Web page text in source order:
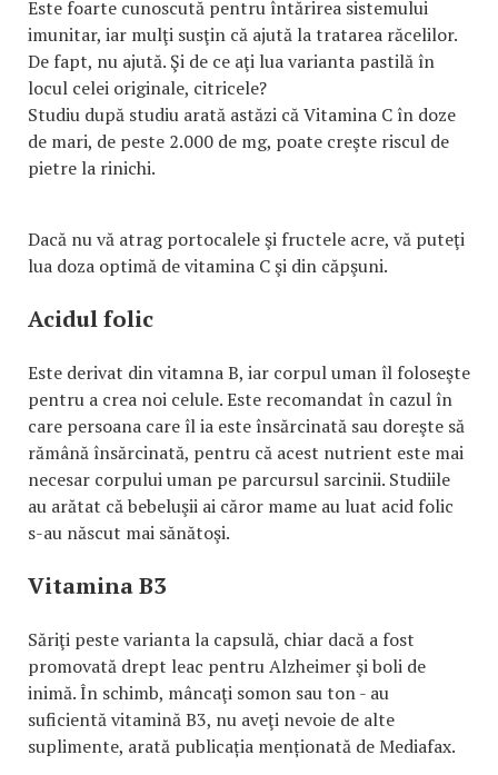
Este foarte cunoscută pentru întărirea sistemului
imunitar, iar mulţi susţin că ajută la tratarea răcelilor.
De fapt, nu ajută. Şi de ce aţi lua varianta pastilă în
locul celei originale, citricele?
Studiu după studiu arată astăzi că Vitamina C în doze
de mari, de peste 2.000 de mg, poate creşte riscul de
pietre la rinichi.
Dacă nu vă atrag portocalele şi fructele acre, vă puteţi
lua doza optimă de vitamina C şi din căpşuni.
Acidul folic
Este derivat din vitamna B, iar corpul uman îl foloseşte
pentru a crea noi celule. Este recomandat în cazul în
care persoana care îl ia este însărcinată sau doreşte să
rămână însărcinată, pentru că acest nutrient este mai
necesar corpului uman pe parcursul sarcinii. Studiile
au arătat că bebeluşii ai căror mame au luat acid folic
s-au născut mai sănătoşi.
Vitamina B3
Săriţi peste varianta la capsulă, chiar dacă a fost
promovată drept leac pentru Alzheimer şi boli de
inimă. În schimb, mâncaţi somon sau ton - au
suficientă vitamină B3, nu aveţi nevoie de alte
suplimente, arată publicația menționată de Mediafax.